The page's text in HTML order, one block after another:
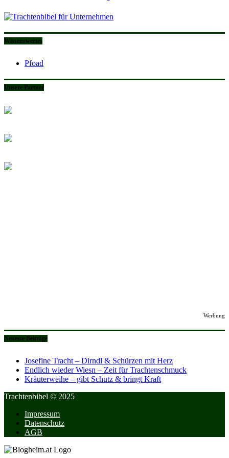
Wissenswertes
Pfoad
Unsere Partner
Werbung
Neueste Beiträge
Josefine Tracht – Dirndl & Schürzen mit Herz
Endlich wieder Wiesn – Zeit für Trachtenschmuck
Kräuterweihe – gibt Schutz & bringt Kraft
Trachtenbibel © 2025
Impressum
Datenschutz
AGB